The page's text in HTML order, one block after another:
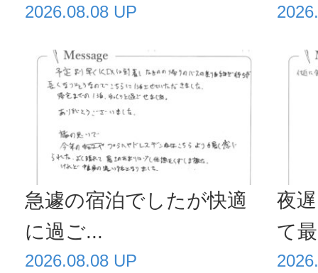
2026.08.08 UP
急遽の宿泊でしたが快適
に過ご...
2026.08.08 UP
夜
て